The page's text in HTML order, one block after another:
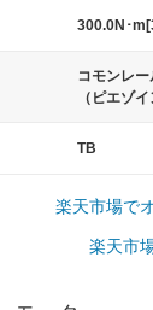
300.0N･
コモンレ
（ピエゾ
TB
楽天市場で
楽天市